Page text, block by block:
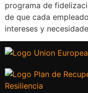
programa de
de que cada
intereses y